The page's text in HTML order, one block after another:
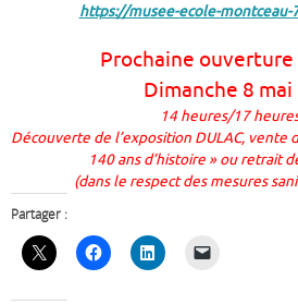
https://musee-ecole-montceau-
Prochaine ouverture
Dimanche 8 mai
14 heures/17
Découverte de l’exposition DULAC, vente
140 ans d’histoire » ou retrait
(dans le respect des mesures
Partager :